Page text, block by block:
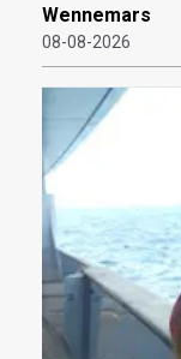
Wennemars
08-08-2026